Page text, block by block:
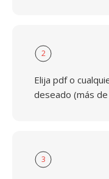
2
Elija pdf o
deseado (más
3